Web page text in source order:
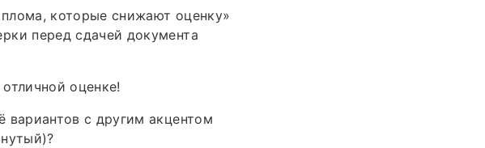
которые снижают оценку»
перед сдачей документа
оценке!
вариантов с другим акцентом